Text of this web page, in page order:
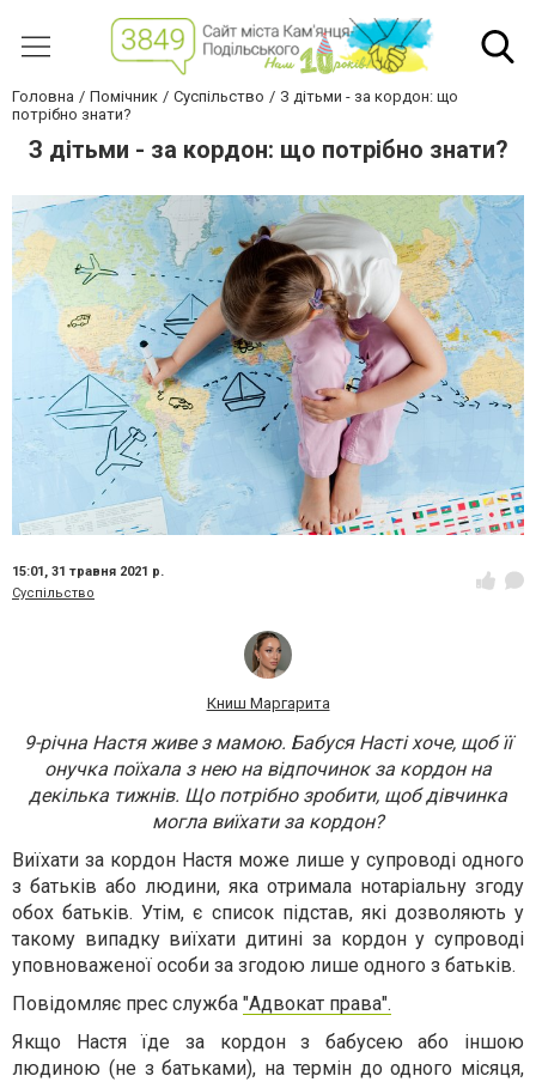
Головна Помічник Суспільство
З дітьми - за кордон: що
потрібно знати?
З дітьми - за кордон: що потрібно знати?
15:01, 31 травня 2021 р.
Суспільство
Книш Маргарита
9-річна Настя живе з мамою. Бабуся Насті хоче, щоб її
онучка поїхала з нею на відпочинок за кордон на
декілька тижнів. Що потрібно зробити, щоб дівчинка
могла виїхати за кордон?
Виїхати за кордон Настя може лише у супроводі одного
з батьків або людини, яка отримала нотаріальну згоду
обох батьків. Утім, є список підстав, які дозволяють у
такому випадку виїхати дитині за кордон у супроводі
уповноваженої особи за згодою лише одного з батьків.
Повідомляє прес служба "Адвокат права".
Якщо Настя їде за кордон з бабусею або іншою
людиною (не з батьками), на термін до одного місяця,